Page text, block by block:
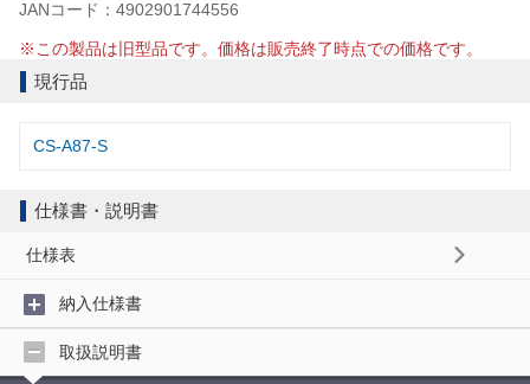
JANコード：4902901744556
※この製品は旧型品です。価格は販売終了時点での価格です。
現行品
CS-A87-S
仕様書・説明書
仕様表
納入仕様書
取扱説明書